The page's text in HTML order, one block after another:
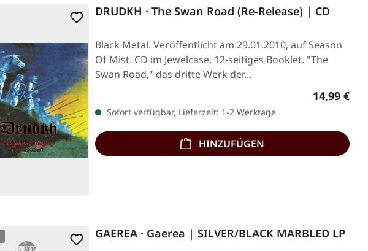
DRUDKH · The Swan Road (Re-Release) | CD
Black Metal. Veröffentlicht am 29.01.2010, auf Season
Of Mist. CD im Jewelcase, 12-seitiges Booklet. "The
Swan Road," das dritte Werk der…
Regulärer
14,99 €
Sofort verfügbar, Lieferzeit: 1-2 Werktage
HINZUFÜGEN
GAEREA · Gaerea | SILVER/BLACK MARBLED LP